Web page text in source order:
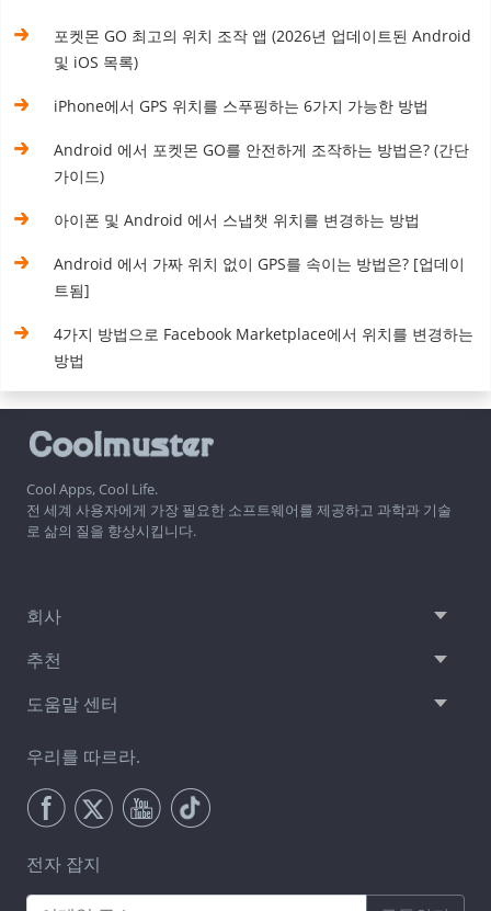
포켓몬 GO 최고의 위치 조작 앱 (2026년 업데이트된 Android
및 iOS 목록)
iPhone에서 GPS 위치를 스푸핑하는 6가지 가능한 방법
Android 에서 포켓몬 GO를 안전하게 조작하는 방법은? (간단
가이드)
아이폰 및 Android 에서 스냅챗 위치를 변경하는 방법
Android 에서 가짜 위치 없이 GPS를 속이는 방법은? [업데이
트됨]
4가지 방법으로 Facebook Marketplace에서 위치를 변경하는
방법
Cool Apps, Cool Life.
전 세계 사용자에게 가장 필요한 소프트웨어를 제공하고 과학과 기술
로 삶의 질을 향상시킵니다.
회사
추천
도움말 센터
우리를 따르라.
전자 잡지